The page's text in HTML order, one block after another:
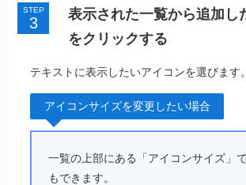
STEP
表示された一覧から追加し
をクリックする
テキストに表示したいアイコンを選びます。
アイコンサイズを変更したい場合
一覧の上部にある「アイコンサイズ」
もできます。